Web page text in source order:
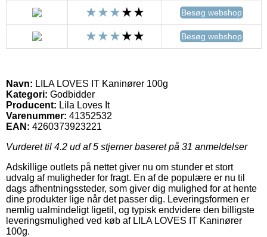
Besøg webshop
Besøg webshop
Navn: LILA LOVES IT Kaninører 100g
Kategori: Godbidder
Producent: Lila Loves It
Varenummer: 41352532
EAN: 4260373923221
Vurderet til 4.2 ud af 5 stjerner baseret på 31 anmeldelser
Adskillige outlets på nettet giver nu om stunder et stort
udvalg af muligheder for fragt. En af de populære er nu til
dags afhentningssteder, som giver dig mulighed for at hente
dine produkter lige når det passer dig. Leveringsformen er
nemlig ualmindeligt ligetil, og typisk endvidere den billigste
leveringsmulighed ved køb af LILA LOVES IT Kaninører
100g.